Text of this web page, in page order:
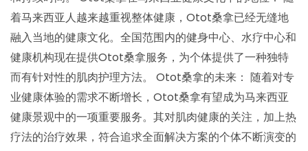
着马来西亚人越来越重视整体健康，Otot桑拿已经无缝地
融入当地的健康文化。全国范围内的健身中心、水疗中心和
健康机构现在提供Otot桑拿服务，为个体提供了一种独特
而有针对性的肌肉护理方法。 Otot桑拿的未来： 随着对专
业健康体验的需求不断增长，Otot桑拿有望成为马来西亚
健康景观中的一项重要服务。其对肌肉健康的关注，加上热
疗法的治疗效果，符合追求全面解决方案的个体不断演变的